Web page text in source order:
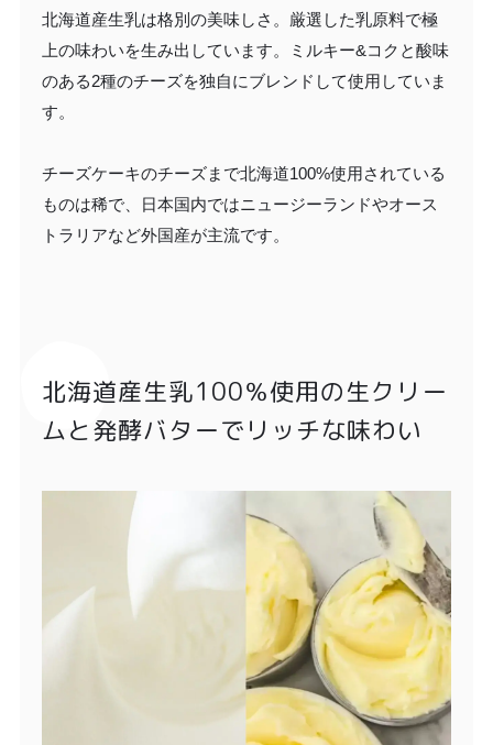
北海道産生乳は格別の美味しさ。厳選した乳原料で極
上の味わいを生み出しています。ミルキー&コクと酸味
のある2種のチーズを独自にブレンドして使用していま
す。
チーズケーキのチーズまで北海道100%使用されている
ものは稀で、日本国内ではニュージーランドやオース
トラリアなど外国産が主流です。
北海道産生乳100％使用の生クリー
ムと発酵バターでリッチな味わい